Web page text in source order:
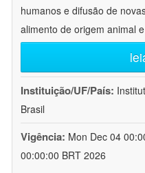
humanos e difusão de
alimento de origem animal
Instituição/UF/País:
Brasil
Vigência: Mon Dec 04
00:00:00 BRT 2026